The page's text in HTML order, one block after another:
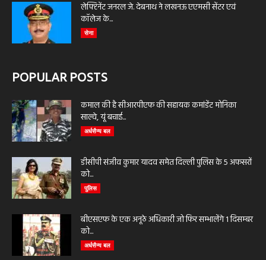
लेफ्टिनेंट जनरल जे. देबनाथ ने लखनऊ एएमसी सेंटर एवं
कॉलेज के...
सेना
POPULAR POSTS
कमाल की है सीआरपीएफ की सहायक कमांडेंट मोनिका
साल्वे, यूं बचाई...
अर्धसैन्य बल
डीसीपी संजीव कुमार यादव समेत दिल्ली पुलिस के 5 अफसरों
को...
पुलिस
बीएसएफ के एक अनूठे अधिकारी जो फिर सम्भालेंगे 1 दिसम्बर
को...
अर्धसैन्य बल